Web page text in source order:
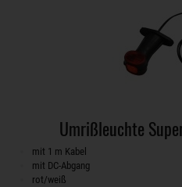
Umrißleuchte
mit 1 m Kabel
mit DC-Abgang
rot/weiß